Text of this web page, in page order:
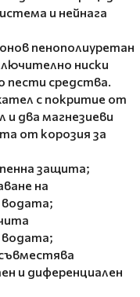
и нейнага
пенополиуретан
ниски
пести средства.
с покритие от
и два магнезиеви
от корозия за
защита;
на
водата;
водата;
и диференциален